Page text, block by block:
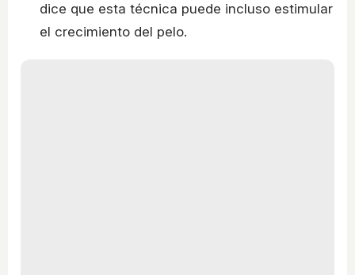
dice que esta técnica puede incluso estimular
el crecimiento del pelo.